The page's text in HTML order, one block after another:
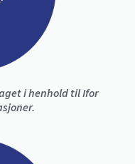
i henhold til Ifor